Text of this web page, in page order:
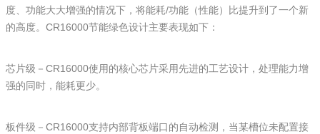
度、功能大大增强的情况下，将能耗/功能（性能）比提升到了一个新
的高度。CR16000节能绿色设计主要表现如下：
芯片级－CR16000使用的核心芯片采用先进的工艺设计，处理能力增
强的同时，能耗更少。
板件级－CR16000支持内部背板端口的自动检测，当某槽位未配置接